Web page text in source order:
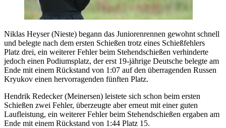
Niklas Heyser (Nieste) begann das Juniorenrennen gewohnt schnell
und belegte nach dem ersten Schießen trotz eines Schießfehlers
Platz drei, ein weiterer Fehler beim Stehendschießen verhinderte
jedoch einen Podiumsplatz, der erst 19-jährige Deutsche belegte am
Ende mit einem Rückstand von 1:07 auf den überragenden Russen
Kryukov einen hervorragenden fünften Platz.
Hendrik Redecker (Meinersen) leistete sich schon beim ersten
Schießen zwei Fehler, überzeugte aber erneut mit einer guten
Laufleistung, ein weiterer Fehler beim Stehendschießen ergaben am
Ende mit einem Rückstand von 1:44 Platz 15.